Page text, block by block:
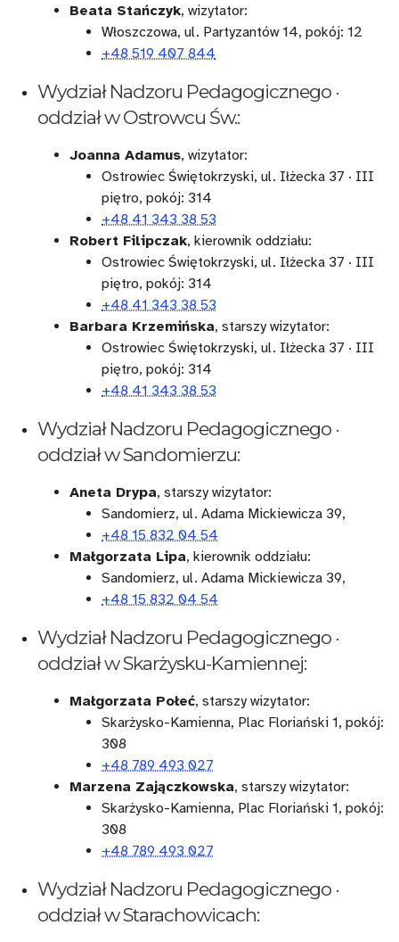
Beata Stańczyk, wizytator:
Włoszczowa, ul. Partyzantów 14, pokój: 12
+48 519 407 844
Wydział Nadzoru Pedagogicznego ·
oddział w Ostrowcu Św.:
Joanna Adamus, wizytator:
Ostrowiec Świętokrzyski, ul. Iłżecka 37 · III
piętro, pokój: 314
+48 41 343 38 53
Robert Filipczak, kierownik oddziału:
Ostrowiec Świętokrzyski, ul. Iłżecka 37 · III
piętro, pokój: 314
+48 41 343 38 53
Barbara Krzemińska, starszy wizytator:
Ostrowiec Świętokrzyski, ul. Iłżecka 37 · III
piętro, pokój: 314
+48 41 343 38 53
Wydział Nadzoru Pedagogicznego ·
oddział w Sandomierzu:
Aneta Drypa, starszy wizytator:
Sandomierz, ul. Adama Mickiewicza 39,
+48 15 832 04 54
Małgorzata Lipa, kierownik oddziału:
Sandomierz, ul. Adama Mickiewicza 39,
+48 15 832 04 54
Wydział Nadzoru Pedagogicznego ·
oddział w Skarżysku-Kamiennej:
Małgorzata Połeć, starszy wizytator:
Skarżysko-Kamienna, Plac Floriański 1, pokój:
308
+48 789 493 027
Marzena Zajączkowska, starszy wizytator:
Skarżysko-Kamienna, Plac Floriański 1, pokój:
308
+48 789 493 027
Wydział Nadzoru Pedagogicznego ·
oddział w Starachowicach: